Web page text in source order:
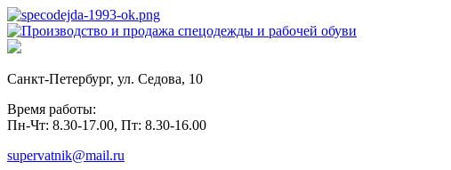
Санкт-Петербург, ул. Седова, 10
Время работы:
Пн-Чт: 8.30-17.00, Пт: 8.30-16.00
supervatnik@mail.ru